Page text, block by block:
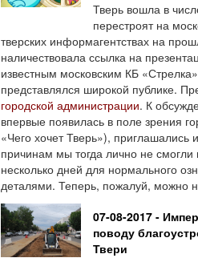
Тверь вошла в
перестроят на
тверских информагентствах на
наличествовала ссылка на
известным московским КБ
представлялся широкой публике.
городской администрации. К
впервые появилась в поле зрения
«Чего хочет Тверь»),
причинам мы тогда лично не смогли
несколько дней для нормального
деталями. Теперь, пожалуй, можно
07-08-2017 -
поводу
Твери